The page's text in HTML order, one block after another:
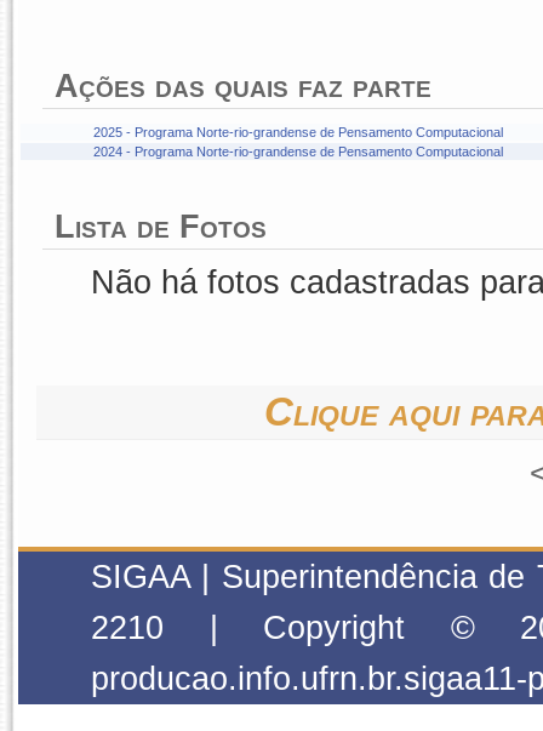
Ações das quais faz parte
2025 - Programa Norte-rio-grandense de Pensamento Computacional
2024 - Programa Norte-rio-grandense de Pensamento Computacional
Lista de Fotos
Não há fotos cadastradas
Clique aqui
SIGAA | Superintendência
2210 | Copyright ©